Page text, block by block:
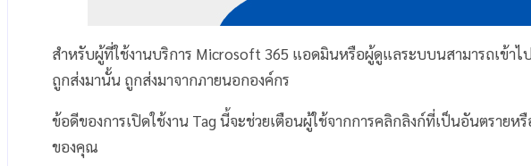
สำหรับผู้ที่ใช้งานบริการ Microsoft 365 แอดมินหรือผู้ดูแลระบบนสามารถเข้าไ
ถูกส่งมานั้น ถูกส่งมาจากภายนอกองค์กร
ข้อดีของการเปิดใช้งาน Tag นี้จะช่วยเตือนผู้ใช้จากการคลิกลิงก์ที่เป็นอันตราย
ของคุณ